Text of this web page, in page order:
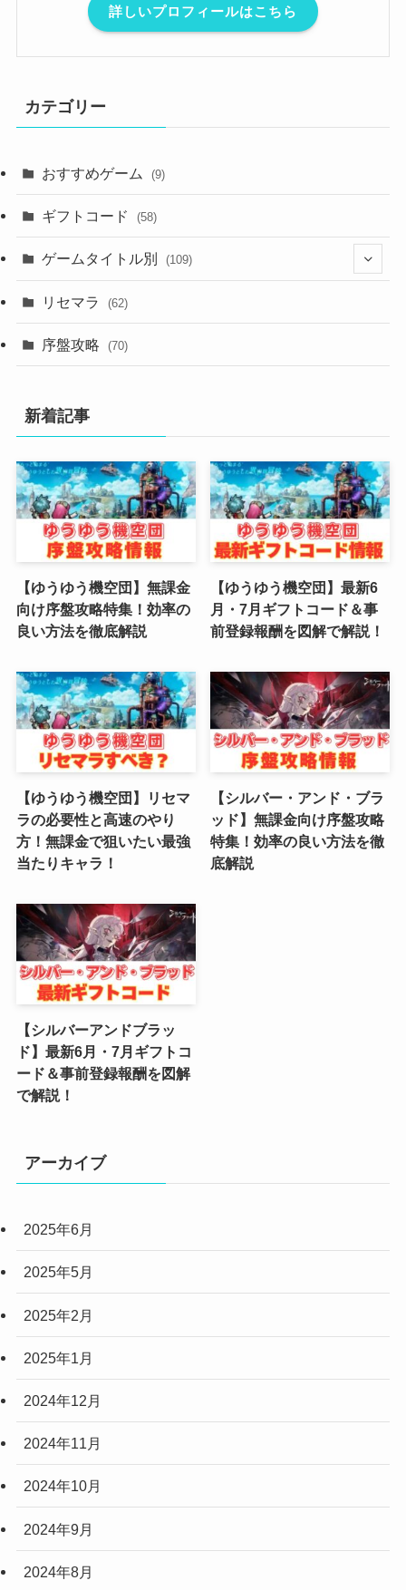
詳しいプロフィールはこちら
カテゴリー
おすすめゲーム (9)
ギフトコード (58)
ゲームタイトル別 (109)
(2)
(2)
(4)
(1)
(4)
(6)
(3)
(2)
(5)
(4)
(6)
(5)
(2)
リセマラ (62)
序盤攻略 (70)
新着記事
【ゆうゆう機空団】無課金
向け序盤攻略特集！効率の
良い方法を徹底解説
【ゆうゆう機空団】最新6
月・7月ギフトコード＆事
前登録報酬を図解で解説！
【ゆうゆう機空団】リセマ
ラの必要性と高速のやり
方！無課金で狙いたい最強
当たりキャラ！
【シルバー・アンド・ブラ
ッド】無課金向け序盤攻略
特集！効率の良い方法を徹
底解説
【シルバーアンドブラッ
ド】最新6月・7月ギフトコ
ード＆事前登録報酬を図解
で解説！
アーカイブ
2025年6月
2025年5月
2025年2月
2025年1月
2024年12月
2024年11月
2024年10月
2024年9月
2024年8月